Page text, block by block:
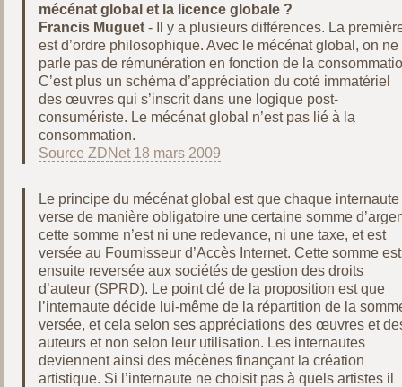
mécénat global et la licence globale ?
Francis Muguet- Il y a plusieurs différences. La
est d’ordre philosophique. Avec le mécénat global, on ne
parle pas de rémunération en fonction de la
C’est plus un schéma d’appréciation du coté immatériel
des œuvres qui s’inscrit dans une logique post-
consumériste. Le mécénat global n’est pas lié à la
consommation.
Source ZDNet 18 mars 2009
Le principe du mécénat global est que chaque internaute
verse de manière obligatoire une certaine somme
cette somme n’est ni une redevance, ni une taxe, et est
versée au Fournisseur d’Accès Internet. Cette somme est
ensuite reversée aux sociétés de gestion des droits
d’auteur (SPRD). Le point clé de la proposition est que
l’internaute décide lui-même de la répartition de la
versée, et cela selon ses appréciations des œuvres et
auteurs et non selon leur utilisation. Les internautes
deviennent ainsi des mécènes finançant la création
artistique. Si l’internaute ne choisit pas à quels artistes il